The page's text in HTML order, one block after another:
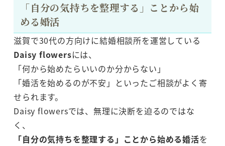
「自分の気持ちを整理する」ことから始
める婚活
滋賀で30代の方向けに結婚相談所を運営している
Daisy flowersには、
「何から始めたらいいのか分からない」
「婚活を始めるのが不安」といったご相談がよく寄
せられます。
Daisy flowersでは、無理に決断を迫るのではな
く、
「自分の気持ちを整理する」ことから始める婚活を